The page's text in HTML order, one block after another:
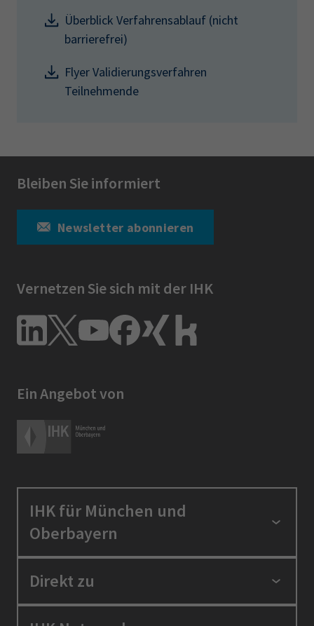
Überblick Verfahrensablauf (nicht
barrierefrei)
Flyer Validierungsverfahren
Teilnehmende
Bleiben Sie informiert
Newsletter abonnieren
Vernetzen Sie sich mit der IHK
Ein Angebot von
IHK für München und
Oberbayern
Standortpolitik
Berufszugang
Direkt zu